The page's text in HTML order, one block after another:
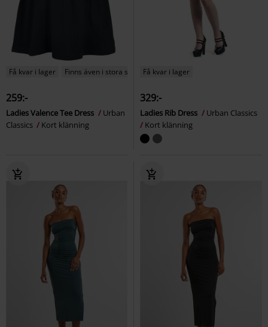
Få kvar i lager Finns även i stora storlekar
259:-
Ladies Valence Tee Dress
Urban
Classics
Kort klänning
Få kvar i lager
329:-
Ladies Rib Dress
Urban Classics
Kort klänning